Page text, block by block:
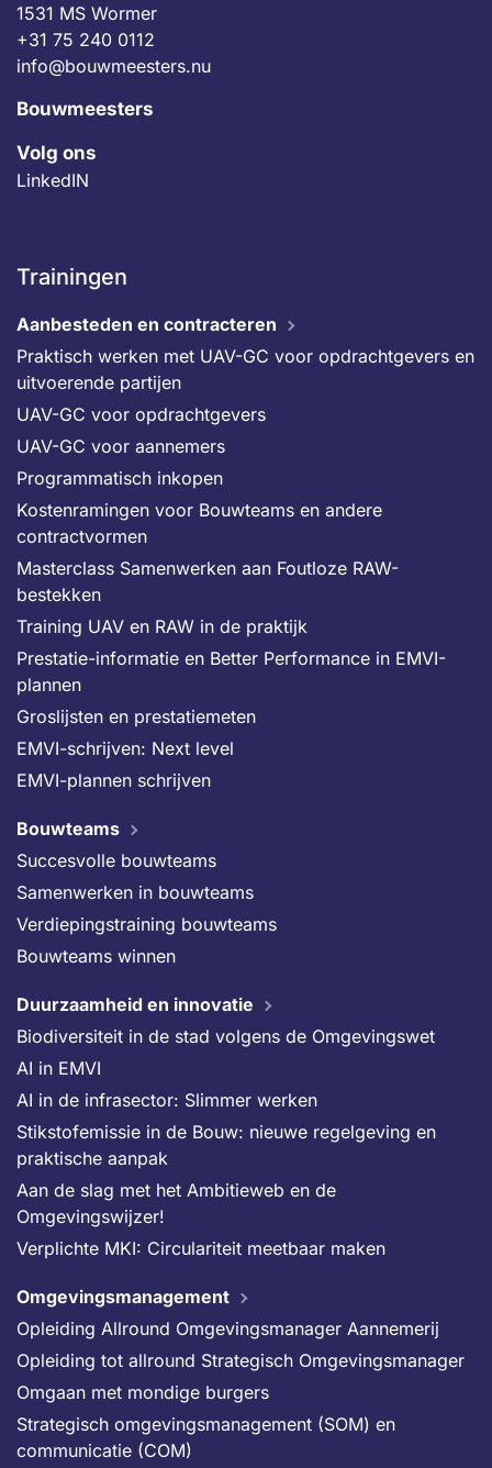
1531 MS Wormer
+31 75 240 0112
info@bouwmeesters.nu
Bouwmeesters
Volg ons
LinkedIN
Trainingen
Aanbesteden en contracteren
Praktisch werken met UAV-GC voor opdrachtgevers en
uitvoerende partijen
UAV-GC voor opdrachtgevers
UAV-GC voor aannemers
Programmatisch inkopen
Kostenramingen voor Bouwteams en andere
contractvormen
Masterclass Samenwerken aan Foutloze RAW-
bestekken
Training UAV en RAW in de praktijk
Prestatie-informatie en Better Performance in EMVI-
plannen
Groslijsten en prestatiemeten
EMVI-schrijven: Next level
EMVI-plannen schrijven
Bouwteams
Succesvolle bouwteams
Samenwerken in bouwteams
Verdiepingstraining bouwteams
Bouwteams winnen
Duurzaamheid en innovatie
Biodiversiteit in de stad volgens de Omgevingswet
AI in EMVI
AI in de infrasector: Slimmer werken
Stikstofemissie in de Bouw: nieuwe regelgeving en
praktische aanpak
Aan de slag met het Ambitieweb en de
Omgevingswijzer!
Verplichte MKI: Circulariteit meetbaar maken
Omgevingsmanagement
Opleiding Allround Omgevingsmanager Aannemerij
Opleiding tot allround Strategisch Omgevingsmanager
Omgaan met mondige burgers
Strategisch omgevingsmanagement (SOM) en
communicatie (COM)